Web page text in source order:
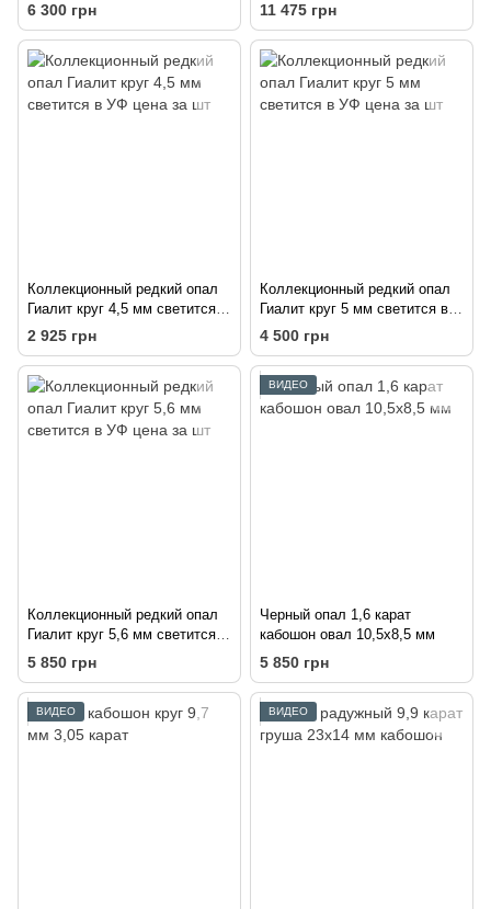
6 300 грн 11 475 грн
Коллекционный редкий опал
Гиалит круг 4,5 мм светится в
УФ цена за шт
2 925 грн
Коллекционный редкий опал
Гиалит круг 5 мм светится в
УФ цена за шт
4 500 грн
Коллекционный редкий опал
Гиалит круг 5,6 мм светится в
УФ цена за шт
5 850 грн
ВИДЕО
Черный опал 1,6 карат
кабошон овал 10,5х8,5 мм
5 850 грн
ВИДЕО ВИДЕО